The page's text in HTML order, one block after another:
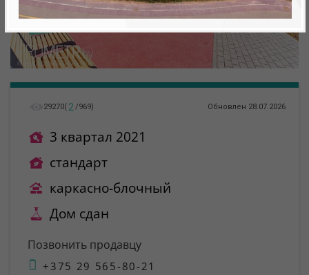
29270( 2 /969) Обновлен 28.07.2026
3 квартал 2021
стандарт
каркасно-блочный
Дом сдан
Позвонить продавцу
+375 29 565-80-21